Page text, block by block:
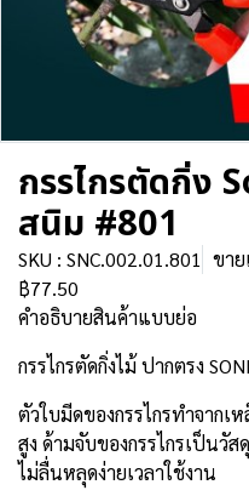
กรรไกรตัดกิ่ง
สนิม #801
SKU : SNC.002.01.801 ขา
฿77.50
คำอธิบายสินค้าแบบย่อ
กรรไกรตัดกิ่งไม้ ปากตรง
ตัวใบมีดของกรรไกรทำจาก
สูง ด้ามจับของกรรไกรเป็นวั
ไม่ลื่นหลุดง่ายเวลาใช้งาน